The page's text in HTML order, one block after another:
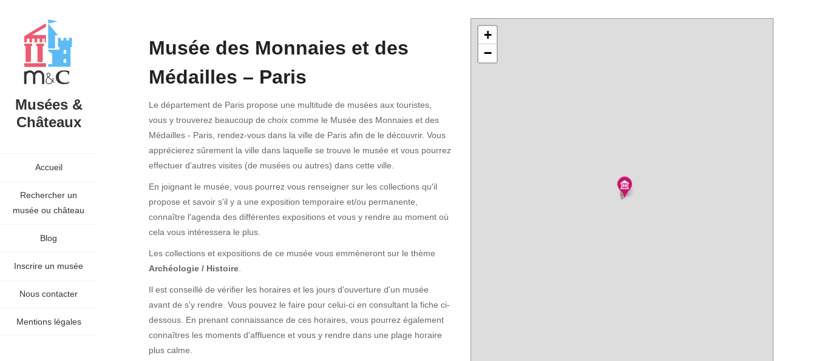
Musées &
Châteaux
Accueil
Rechercher un
musée ou château
Blog
Inscrire un musée
Nous contacter
Mentions légales
Musée des Monnaies et des
Médailles – Paris
Le département de Paris propose une multitude de musées aux touristes,
vous y trouverez beaucoup de choix comme le Musée des Monnaies et des
Médailles - Paris, rendez-vous dans la ville de Paris afin de le découvrir. Vous
apprécierez sûrement la ville dans laquelle se trouve le musée et vous pourrez
effectuer d'autres visites (de musées ou autres) dans cette ville.
En joignant le musée, vous pourrez vous renseigner sur les collections qu'il
propose et savoir s'il y a une exposition temporaire et/ou permanente,
connaître l'agenda des différentes expositions et vous y rendre au moment où
cela vous intéressera le plus.
Les collections et expositions de ce musée vous emmèneront sur le thème
Archéologie / Histoire
Il est conseillé de vérifier les horaires et les jours d'ouverture d'un musée
avant de s'y rendre. Vous pouvez le faire pour celui-ci en consultant la fiche ci-
dessous. En prenant connaissance de ces horaires, vous pourrez également
connaîtres les moments d'affluence et vous y rendre dans une plage horaire
plus calme.
+
−